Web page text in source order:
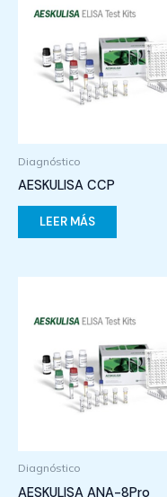
Diagnóstico
AESKULISA CCP
LEER MÁS
Diagnóstico
AESKULISA ANA-8Pro